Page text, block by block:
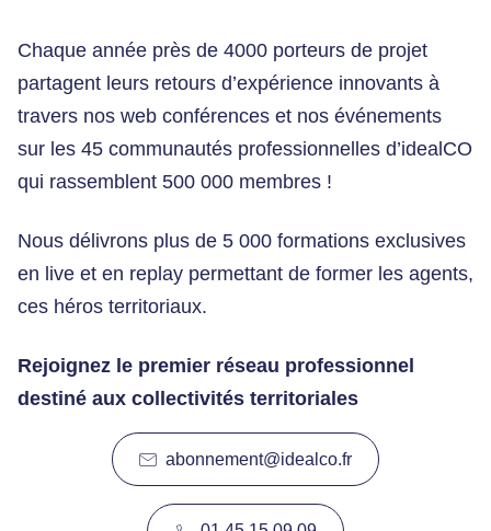
Chaque année près de 4000 porteurs de projet
partagent leurs retours d’expérience innovants à
travers nos web conférences et nos événements
sur les 45 communautés professionnelles d’idealCO
qui rassemblent 500 000 membres !
Nous délivrons plus de 5 000 formations exclusives
en live et en replay permettant de former les agents,
ces héros territoriaux.
Rejoignez le premier réseau professionnel
destiné aux collectivités territoriales
abonnement@idealco.fr